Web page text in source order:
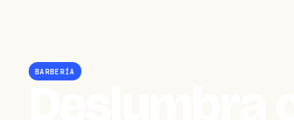
BARBERÍA